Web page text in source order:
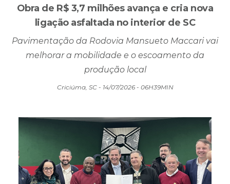
Obra de R$ 3,7 milhões avança e cria nova
ligação asfaltada no interior de SC
Pavimentação da Rodovia Mansueto Maccari vai
melhorar a mobilidade e o escoamento da
produção local
Criciúma, SC - 14/07/2026 - 06H39MIN